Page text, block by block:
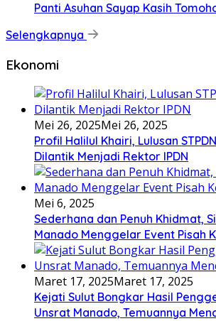
Panti Asuhan Sayap Kasih
Selengkapnya
Ekonomi
Mei 26, 2025Mei 26, 2025
Profil Halilul Khairi, Lulusan
Dilantik Menjadi Rektor IPDN
Mei 6, 2025
Sederhana dan Penuh Khidmat,
Manado Menggelar Event Pisah
Maret 17, 2025Maret 17, 2025
Kejati Sulut Bongkar Hasil
Unsrat Manado, Temuannya